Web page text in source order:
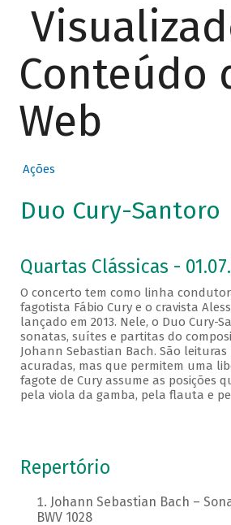
Conteúdo
Web
Ações
Duo Cury-Santoro
Quartas Clássicas -
O concerto tem como linha
fagotista Fábio Cury e o cravista
lançado em 2013. Nele, o Duo Cury-
sonatas, suítes e partitas do
Johann Sebastian Bach. São
acuradas, mas que permitem uma
fagote de Cury assume as posições
pela viola da gamba, pela flauta e
Repertório
Johann Sebastian Bach –
BWV 1028